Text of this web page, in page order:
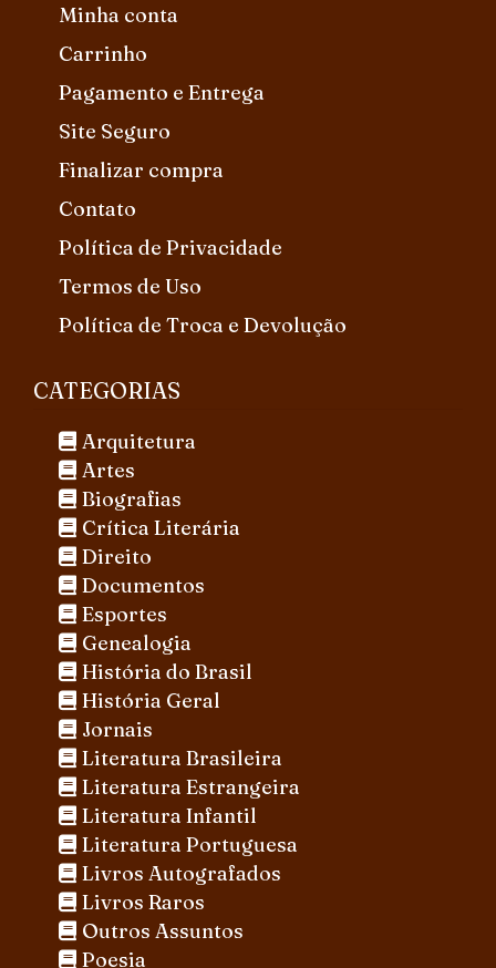
Minha conta
Carrinho
Pagamento e Entrega
Site Seguro
Finalizar compra
Contato
Política de Privacidade
Termos de Uso
Política de Troca e Devolução
CATEGORIAS
Arquitetura
Artes
Biografias
Crítica Literária
Direito
Documentos
Esportes
Genealogia
História do Brasil
História Geral
Jornais
Literatura Brasileira
Literatura Estrangeira
Literatura Infantil
Literatura Portuguesa
Livros Autografados
Livros Raros
Outros Assuntos
Poesia